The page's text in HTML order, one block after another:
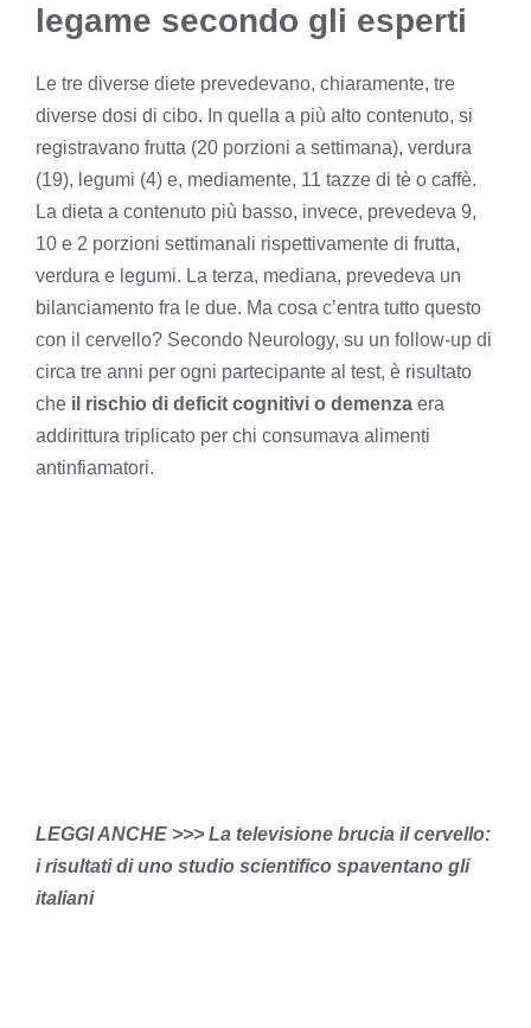
legame secondo gli esperti
Le tre diverse diete prevedevano, chiaramente, tre
diverse dosi di cibo. In quella a più alto contenuto, si
registravano frutta (20 porzioni a settimana), verdura
(19), legumi (4) e, mediamente, 11 tazze di tè o caffè.
La dieta a contenuto più basso, invece, prevedeva 9,
10 e 2 porzioni settimanali rispettivamente di frutta,
verdura e legumi. La terza, mediana, prevedeva un
bilanciamento fra le due. Ma cosa c’entra tutto questo
con il cervello? Secondo Neurology, su un follow-up di
circa tre anni per ogni partecipante al test, è risultato
che il rischio di deficit cognitivi o demenza era
addirittura triplicato per chi consumava alimenti
antinfiamatori.
LEGGI ANCHE >>> La televisione brucia il cervello:
i risultati di uno studio scientifico spaventano gli
italiani